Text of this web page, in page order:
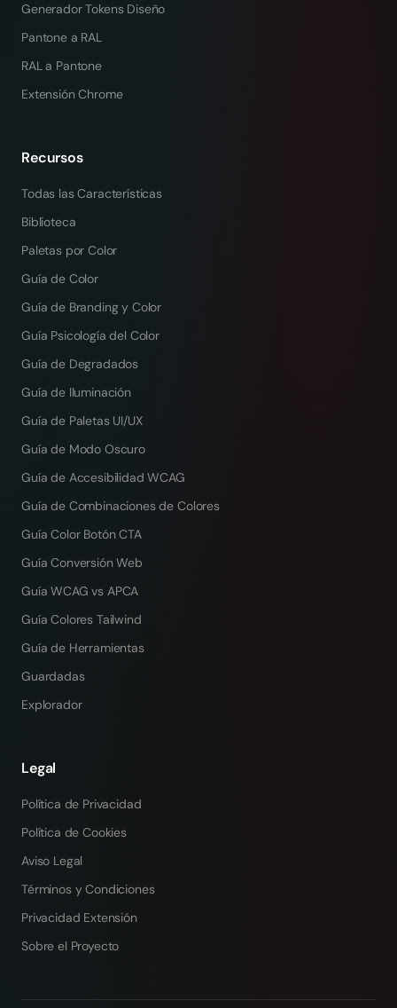
Generador Tokens Diseño
Pantone a RAL
RAL a Pantone
Extensión Chrome
Recursos
Todas las Características
Biblioteca
Paletas por Color
Guía de Color
Guía de Branding y Color
Guía Psicología del Color
Guía de Degradados
Guía de Iluminación
Guía de Paletas UI/UX
Guía de Modo Oscuro
Guía de Accesibilidad WCAG
Guía de Combinaciones de Colores
Guía Color Botón CTA
Guía Conversión Web
Guía WCAG vs APCA
Guía Colores Tailwind
Guía de Herramientas
Guardadas
Explorador
Legal
Política de Privacidad
Política de Cookies
Aviso Legal
Términos y Condiciones
Privacidad Extensión
Sobre el Proyecto